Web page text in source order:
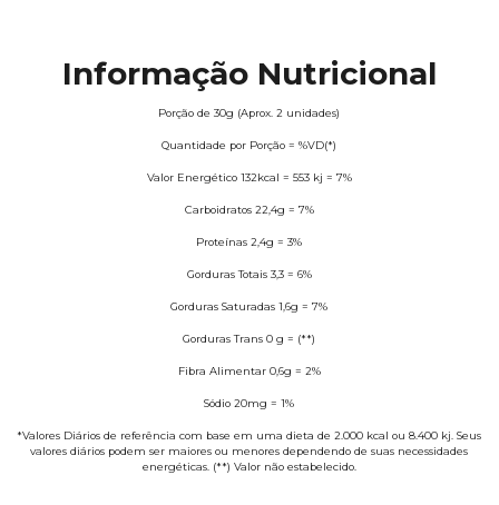
Informação Nutricional
Porção de 30g (Aprox. 2 unidades)
Quantidade por Porção = %VD(*)
Valor Energético 132kcal = 553 kj = 7%
Carboidratos 22,4g = 7%
Proteínas 2,4g = 3%
Gorduras Totais 3,3 = 6%
Gorduras Saturadas 1,6g = 7%
Gorduras Trans 0 g = (**)
Fibra Alimentar 0,6g = 2%
Sódio 20mg = 1%
*Valores Diários de referência com base em uma dieta de 2.000 kcal ou 8.400 kj. Seus
valores diários podem ser maiores ou menores dependendo de suas necessidades
energéticas. (**) Valor não estabelecido.